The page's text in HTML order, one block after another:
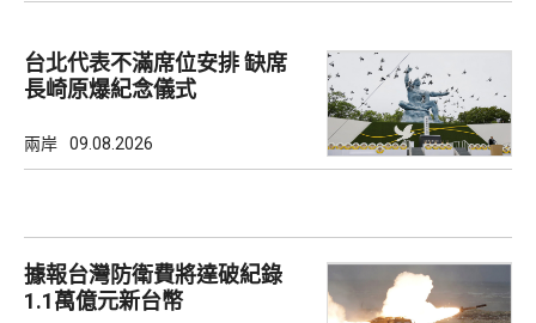
台北代表不滿席位安排 缺席
長崎原爆紀念儀式
兩岸 09.08.2026
據報台灣防衛費將達破紀錄
1.1萬億元新台幣